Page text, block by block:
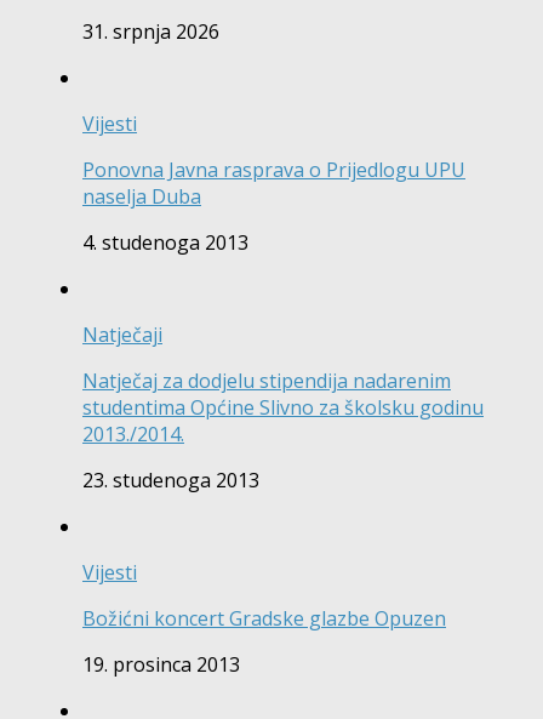
31. srpnja 2026
Vijesti
Ponovna Javna rasprava o Prijedlogu UPU
naselja Duba
4. studenoga 2013
Natječaji
Natječaj za dodjelu stipendija nadarenim
studentima Općine Slivno za školsku godinu
2013./2014.
23. studenoga 2013
Vijesti
Božićni koncert Gradske glazbe Opuzen
19. prosinca 2013